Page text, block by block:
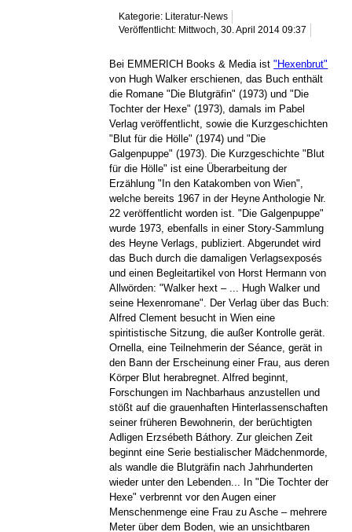
Kategorie: Literatur-News
Veröffentlicht: Mittwoch, 30. April 2014 09:37
Bei EMMERICH Books & Media ist"Hexenbrut"
von Hugh Walker erschienen, das Buch enthält
die Romane "Die Blutgräfin" (1973) und "Die
Tochter der Hexe" (1973), damals im Pabel
Verlag veröffentlicht, sowie die Kurzgeschichten
"Blut für die Hölle" (1974) und "Die
Galgenpuppe" (1973). Die Kurzgeschichte "Blut
für die Hölle" ist eine Überarbeitung der
Erzählung "In den Katakomben von Wien",
welche bereits 1967 in der Heyne Anthologie Nr.
22 veröffentlicht worden ist. "Die Galgenpuppe"
wurde 1973, ebenfalls in einer Story-Sammlung
des Heyne Verlags, publiziert. Abgerundet wird
das Buch durch die damaligen Verlagsexposés
und einen Begleitartikel von Horst Hermann von
Allwörden: "Walker hext – ... Hugh Walker und
seine Hexenromane". Der Verlag über das Buch:
Alfred Clement besucht in Wien eine
spiritistische Sitzung, die außer Kontrolle gerät.
Ornella, eine Teilnehmerin der Séance, gerät in
den Bann der Erscheinung einer Frau, aus deren
Körper Blut herabregnet. Alfred beginnt,
Forschungen im Nachbarhaus anzustellen und
stößt auf die grauenhaften Hinterlassenschaften
seiner früheren Bewohnerin, der berüchtigten
Adligen Erzsébeth Báthory. Zur gleichen Zeit
beginnt eine Serie bestialischer Mädchenmorde,
als wandle die Blutgräfin nach Jahrhunderten
wieder unter den Lebenden... In "Die Tochter der
Hexe" verbrennt vor den Augen einer
Menschenmenge eine Frau zu Asche – mehrere
Meter über dem Boden, wie an unsichtbaren